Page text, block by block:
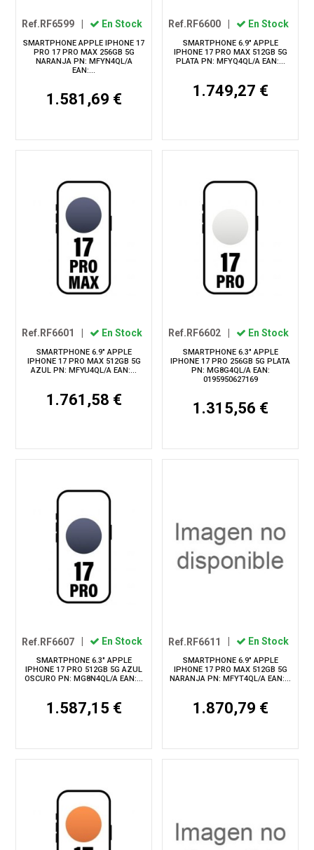
Ref.RF6599 En Stock
SMARTPHONE APPLE IPHONE 17
PRO 17 PRO MAX 256GB 5G
NARANJA PN: MFYN4QL/A
EAN:...
1.581,69 €
Ref.RF6600 En Stock
SMARTPHONE 6.9" APPLE
IPHONE 17 PRO MAX 512GB 5G
PLATA PN: MFYQ4QL/A EAN:...
1.749,27 €
Ref.RF6601 En Stock
SMARTPHONE 6.9" APPLE
IPHONE 17 PRO MAX 512GB 5G
AZUL PN: MFYU4QL/A EAN:...
1.761,58 €
Ref.RF6602 En Stock
SMARTPHONE 6.3" APPLE
IPHONE 17 PRO 256GB 5G PLATA
PN: MG8G4QL/A EAN:
0195950627169
1.315,56 €
Ref.RF6607 En Stock
SMARTPHONE 6.3" APPLE
IPHONE 17 PRO 512GB 5G AZUL
OSCURO PN: MG8N4QL/A EAN:...
1.587,15 €
Ref.RF6611 En Stock
SMARTPHONE 6.9" APPLE
IPHONE 17 PRO MAX 512GB 5G
NARANJA PN: MFYT4QL/A EAN:...
1.870,79 €